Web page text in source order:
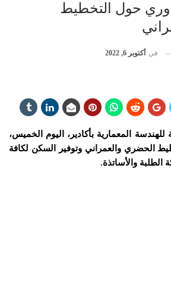
حول التخطيط
في أكتوبر 6, 2022
المعمارية بأكادير، اليوم الخميس،
الحضري والعمراني وتوفير السكن لكافة
الطلبة والأساتذة.